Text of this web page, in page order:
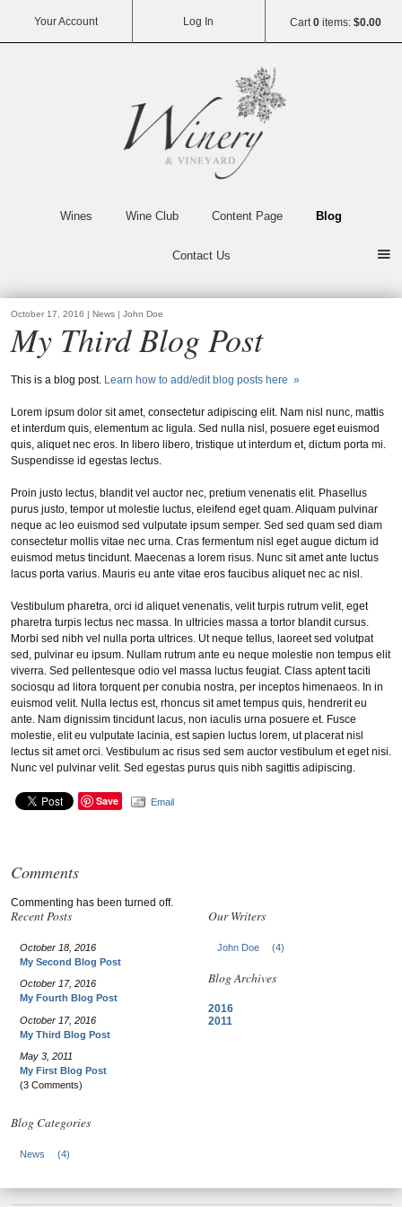
Cart0 items:$0.00
Your Account Log In
Wines Wine Club Content Page Blog
Contact Us
October 17, 2016 | News | John Doe
My Third Blog Post
This is a blog post. Learn how to add/edit blog posts here »
Lorem ipsum dolor sit amet, consectetur adipiscing elit. Nam nisl nunc, mattis
et interdum quis, elementum ac ligula. Sed nulla nisl, posuere eget euismod
quis, aliquet nec eros. In libero libero, tristique ut interdum et, dictum porta mi.
Suspendisse id egestas lectus.
Proin justo lectus, blandit vel auctor nec, pretium venenatis elit. Phasellus
purus justo, tempor ut molestie luctus, eleifend eget quam. Aliquam pulvinar
neque ac leo euismod sed vulputate ipsum semper. Sed sed quam sed diam
consectetur mollis vitae nec urna. Cras fermentum nisl eget augue dictum id
euismod metus tincidunt. Maecenas a lorem risus. Nunc sit amet ante luctus
lacus porta varius. Mauris eu ante vitae eros faucibus aliquet nec ac nisl.
Vestibulum pharetra, orci id aliquet venenatis, velit turpis rutrum velit, eget
pharetra turpis lectus nec massa. In ultricies massa a tortor blandit cursus.
Morbi sed nibh vel nulla porta ultrices. Ut neque tellus, laoreet sed volutpat
sed, pulvinar eu ipsum. Nullam rutrum ante eu neque molestie non tempus elit
viverra. Sed pellentesque odio vel massa luctus feugiat. Class aptent taciti
sociosqu ad litora torquent per conubia nostra, per inceptos himenaeos. In in
euismod velit. Nulla lectus est, rhoncus sit amet tempus quis, hendrerit eu
ante. Nam dignissim tincidunt lacus, non iaculis urna posuere et. Fusce
molestie, elit eu vulputate lacinia, est sapien luctus lorem, ut placerat nisl
lectus sit amet orci. Vestibulum ac risus sed sem auctor vestibulum et eget nisi.
Nunc vel pulvinar velit. Sed egestas purus quis nibh sagittis adipiscing.
Save Email
Comments
Commenting has been turned off.
Recent Posts
October 18, 2016
My Second Blog Post
October 17, 2016
My Fourth Blog Post
October 17, 2016
My Third Blog Post
May 3, 2011
My First Blog Post
(3 Comments)
Blog Categories
News (4)
Our Writers
John Doe (4)
Blog Archives
2016
2011